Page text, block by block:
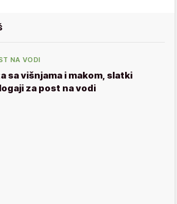
NA VODI
sa višnjama i makom, slatki
za post na vodi